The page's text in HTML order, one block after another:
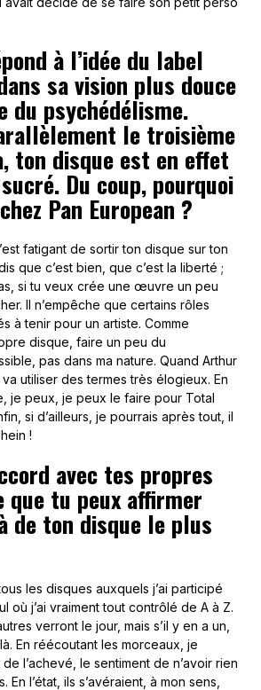
à l’idée du label
sa vision plus douce
du psychédélisme.
le troisième
ton disque est en effet
Du coup, pourquoi
Pan European ?
fatigant de sortir ton disque sur ton
que c’est bien, que c’est la liberté ;
si tu veux crée une œuvre un peu
Il n’empêche que certains rôles
à tenir pour un artiste. Comme
disque, faire un peu du
pas dans ma nature. Quand Arthur
utiliser des termes très élogieux. En
je peux, je peux le faire pour Total
si d’ailleurs, je pourrais après tout, il
!
avec tes propres
que tu peux affirmer
de ton disque le plus
les disques auxquels j’ai participé
où j’ai vraiment tout contrôlé de A à Z.
verront le jour, mais s’il y en a un,
En réécoutant les morceaux, je
l’achevé, le sentiment de n’avoir rien
En l’état, ils s’avéraient, à mon sens,